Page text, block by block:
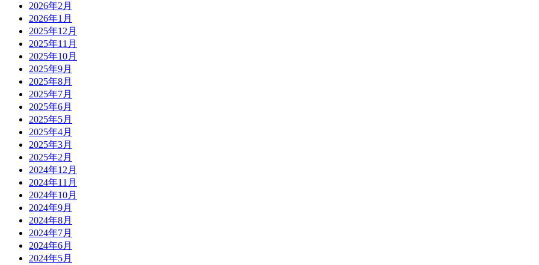
2026年2月
2026年1月
2025年12月
2025年11月
2025年10月
2025年9月
2025年8月
2025年7月
2025年6月
2025年5月
2025年4月
2025年3月
2025年2月
2024年12月
2024年11月
2024年10月
2024年9月
2024年8月
2024年7月
2024年6月
2024年5月